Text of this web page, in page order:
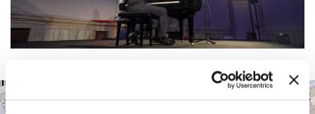
CA’
GIUSTINIAN